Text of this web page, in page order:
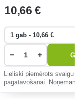
10,66 €
− +
Lieliski piemērots svaigu
pagatavošanai.